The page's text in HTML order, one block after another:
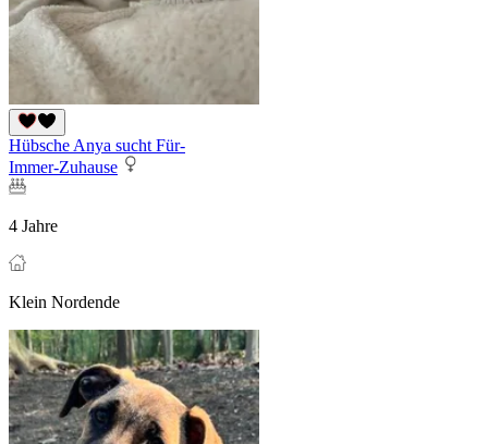
Hübsche Anya sucht Für-
Immer-Zuhause
4 Jahre
Klein Nordende